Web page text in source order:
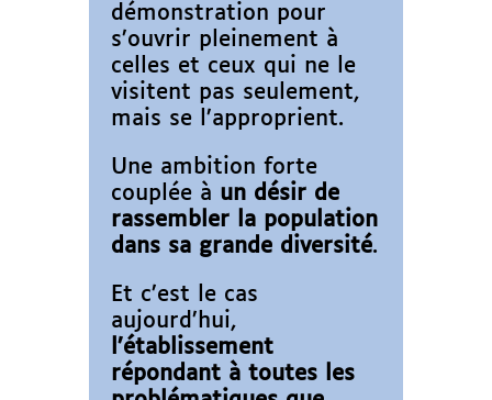
démonstration pour
s’ouvrir pleinement à
celles et ceux qui ne le
visitent pas seulement,
mais se l’approprient.
Une ambition forte
couplée à un désir de
rassembler la population
dans sa grande diversité.
Et c’est le cas
aujourd’hui,
l’établissement
répondant à toutes les